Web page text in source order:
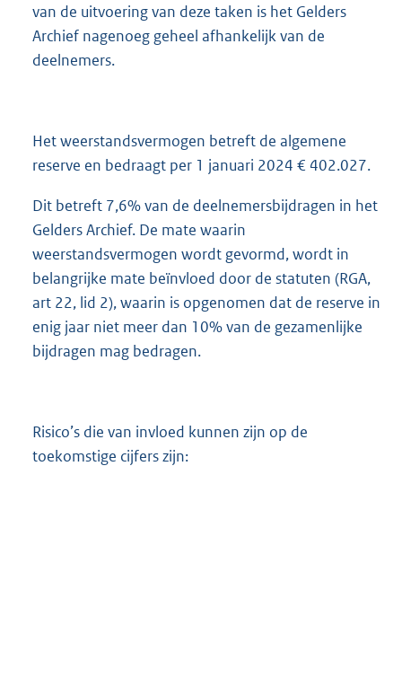
van de uitvoering van deze taken is het Gelders
Archief nagenoeg geheel afhankelijk van de
deelnemers.
Het weerstandsvermogen betreft de algemene
reserve en bedraagt per 1 januari 2024 € 402.027.
Dit betreft 7,6% van de deelnemersbijdragen in het
Gelders Archief. De mate waarin
weerstandsvermogen wordt gevormd, wordt in
belangrijke mate beïnvloed door de statuten (RGA,
art 22, lid 2), waarin is opgenomen dat de reserve in
enig jaar niet meer dan 10% van de gezamenlijke
bijdragen mag bedragen.
Risico’s die van invloed kunnen zijn op de
toekomstige cijfers zijn: